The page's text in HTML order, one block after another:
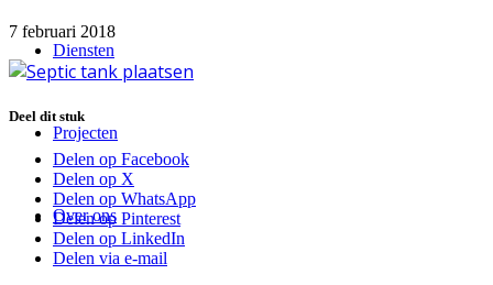
Diensten
Projecten
Over ons
7 februari 2018
Deel dit stuk
Delen op Facebook
Delen op X
Delen op WhatsApp
Delen op Pinterest
Delen op LinkedIn
Delen via e-mail